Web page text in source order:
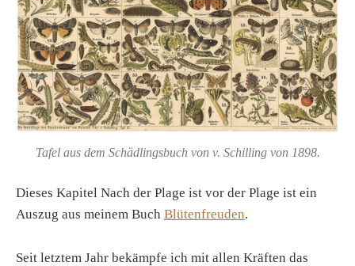
Tafel aus dem Schädlingsbuch von v. Schilling von 1898.
Dieses Kapitel Nach der Plage ist vor der Plage ist ein
Auszug aus meinem Buch Blütenfreuden.
Seit letztem Jahr bekämpfe ich mit allen Kräften das